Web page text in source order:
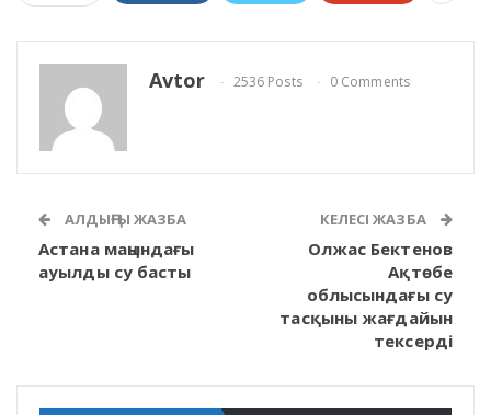
Avtor 2536 Posts 0 Comments
АЛДЫҢҒЫ ЖАЗБА
Астана маңындағы
ауылды су басты
КЕЛЕСІ ЖАЗБА
Олжас Бектенов
Ақтөбе
облысындағы су
тасқыны жағдайын
тексерді